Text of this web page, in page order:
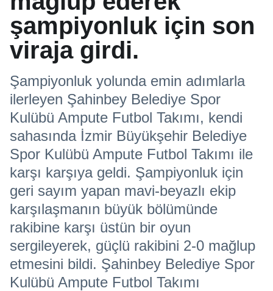
şampiyonluk için son
viraja girdi.
Şampiyonluk yolunda emin adımlarla
ilerleyen Şahinbey Belediye Spor
Kulübü Ampute Futbol Takımı, kendi
sahasında İzmir Büyükşehir Belediye
Spor Kulübü Ampute Futbol Takımı ile
karşı karşıya geldi. Şampiyonluk için
geri sayım yapan mavi-beyazlı ekip
karşılaşmanın büyük bölümünde
rakibine karşı üstün bir oyun
sergileyerek, güçlü rakibini 2-0 mağlup
etmesini bildi. Şahinbey Belediye Spor
Kulübü Ampute Futbol Takımı